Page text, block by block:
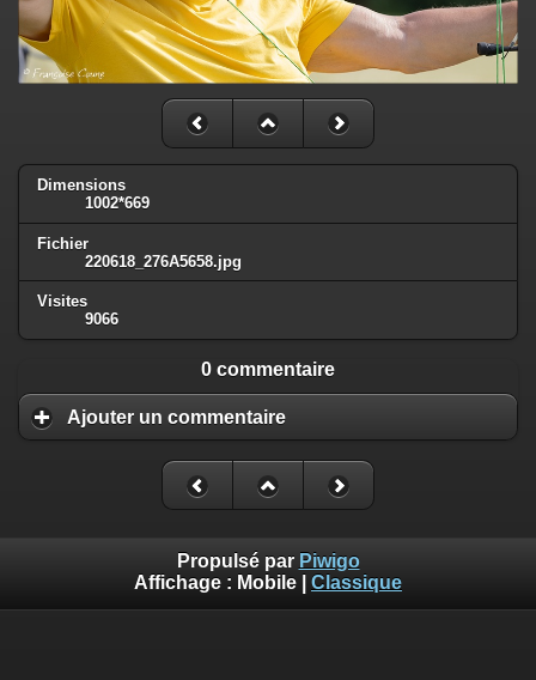
Dimensions
1002*669
Fichier
220618_276A5658.jpg
Visites
9066
0 commentaire
Ajouter un commentaire
Propulsé par Piwigo
Affichage : Mobile Classique